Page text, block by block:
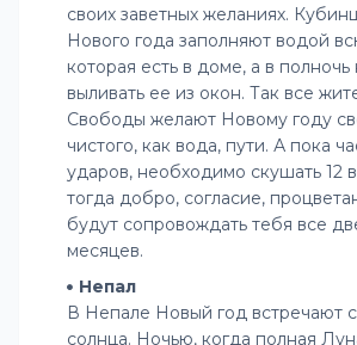
своих заветных желаниях.
Нового года заполняют водой
которая есть в доме, а в
выливать ее из окон. Так все
Свободы желают Новому году
чистого, как вода, пути. А пока
ударов, необходимо скушать 12
тогда добро, согласие,
будут сопровождать тебя все
месяцев.
Непал
В Непале Новый год встречают
солнца. Ночью, когда полная